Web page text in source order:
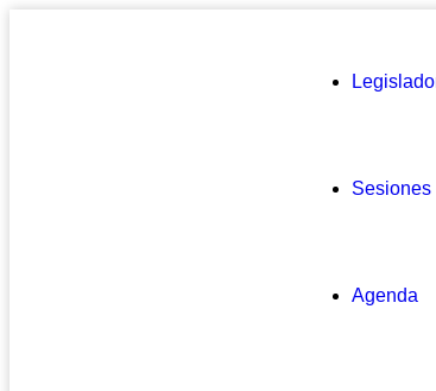
Sesiones
Agenda